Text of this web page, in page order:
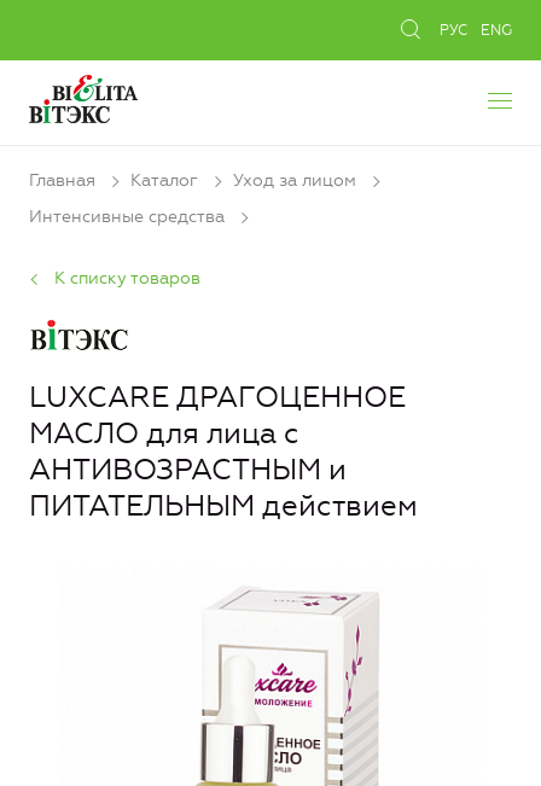
РУС ENG
Главная Каталог
Уход за лицом
Интенсивные средства
К списку товаров
LUXCARE ДРАГОЦЕННОЕ
МАСЛО для лица с
АНТИВОЗРАСТНЫМ и
ПИТАТЕЛЬНЫМ действием